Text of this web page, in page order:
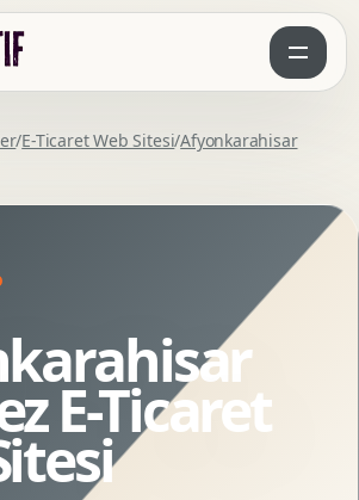
/E-Ticaret Web Sitesi/Afyonkarahisar
E-Ticaret